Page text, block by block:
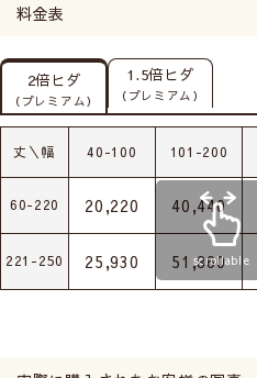
料金表
2倍ヒダ
（プレミアム）
1.5倍ヒダ
（プレミアム）
丈＼幅 40-100 101-200
60-220 20,220 40,440
221-250 25,930 51,860
scrollable